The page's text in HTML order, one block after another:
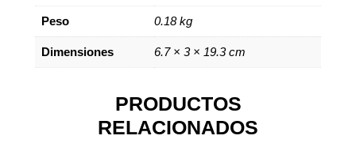
Peso 0.18 kg
Dimensiones 6.7 × 3 × 19.3 cm
PRODUCTOS
RELACIONADOS